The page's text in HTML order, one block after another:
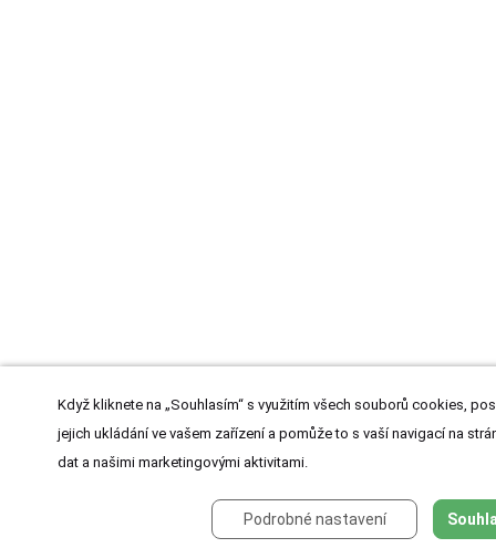
Když kliknete na „Souhlasím“ s využitím všech souborů cookies,
jejich ukládání ve vašem zařízení a pomůže to s vaší navigací na
dat a našimi marketingovými aktivitami.
Podrobné nastavení